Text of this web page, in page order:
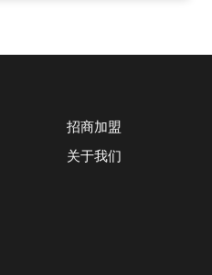
招商加盟
关于我们